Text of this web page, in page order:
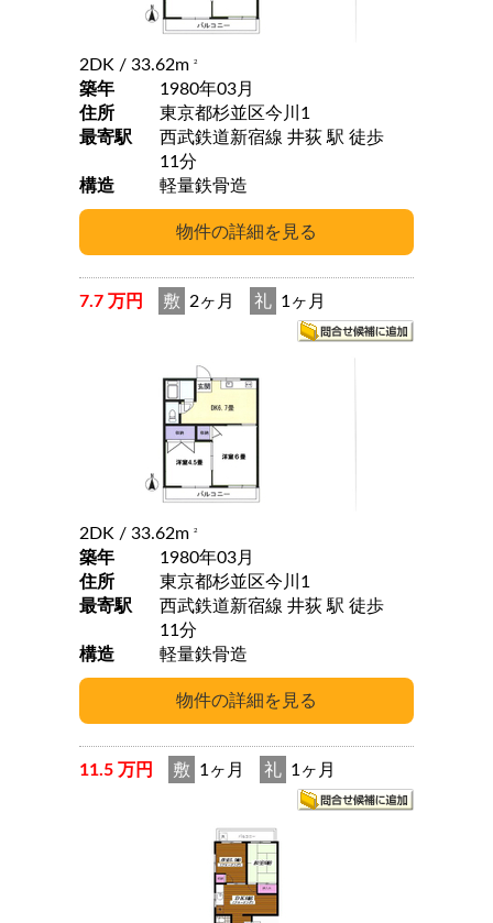
2DK / 33.62m 2
築年
1980年03月
住所
東京都杉並区今川1
最寄駅
西武鉄道新宿線 井荻 駅 徒歩
11分
構造
軽量鉄骨造
7.7 万円 敷 2ヶ月 礼 1ヶ月
2DK / 33.62m 2
築年
1980年03月
住所
東京都杉並区今川1
最寄駅
西武鉄道新宿線 井荻 駅 徒歩
11分
構造
軽量鉄骨造
11.5 万円 敷 1ヶ月 礼 1ヶ月